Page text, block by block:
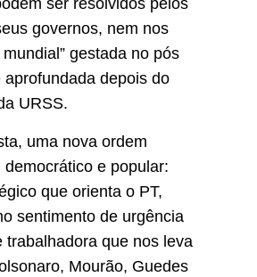
ser resolvidos pelos
governos, nem nos
gestada no pós
depois do
URSS.
uma nova ordem
e popular:
que orienta o PT,
sentimento de urgência
trabalhadora que nos leva
Mourão, Guedes